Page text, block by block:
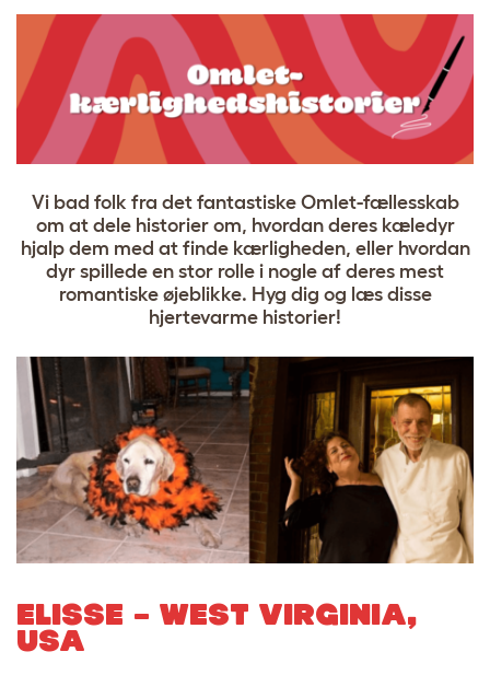
Vi bad folk fra det fantastiske Omlet-fællesskab
om at dele historier om, hvordan deres kæledyr
hjalp dem med at finde kærligheden, eller hvordan
dyr spillede en stor rolle i nogle af deres mest
romantiske øjeblikke. Hyg dig og læs disse
hjertevarme historier!
ELISSE – WEST VIRGINIA,
USA